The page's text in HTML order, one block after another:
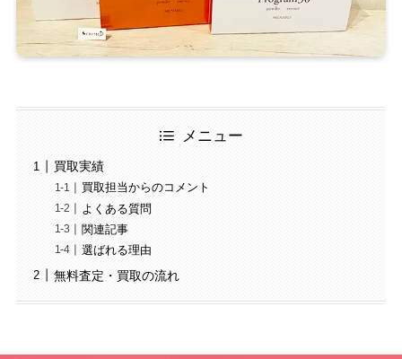
メニュー
買取実績
買取担当からのコメント
よくある質問
関連記事
選ばれる理由
無料査定・買取の流れ